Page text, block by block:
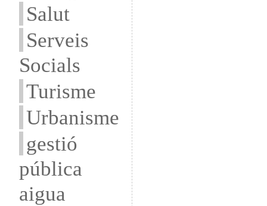
Salut
Serveis
Socials
Turisme
Urbanisme
gestió
pública
aigua